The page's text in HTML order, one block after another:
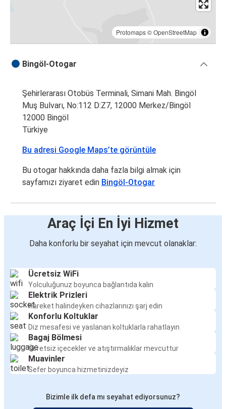
Balıkesir
Bingöl
Bingöl
Aşkale
Bingöl
Erzurum
Bitlis
Bingöl
Bingöl
Görele
Bingöl
Muş
Bingöl
Bingöl
Bursa
Aşkale
Bingöl
Protomaps©OpenStreetMap
Bingöl-Otogar
Şehirlerarası Otobüs Terminali, Simani Mah. Bingöl
Muş Bulvarı, No:112 D:Z7, 12000 Merkez/Bingöl
12000 Bingöl
Türkiye
Bu adresi Google Maps’te görüntüle
Bu otogar hakkında daha fazla bilgi almak için
sayfamızı ziyaret edin Bingöl-Otogar
Araç İçi En İyi Hizmet
Daha konforlu bir seyahat için mevcut olanaklar:
Ücretsiz WiFi
Yolculuğunuz boyunca bağlantıda kalın
Elektrik Prizleri
Hareket halindeyken cihazlarınızı şarj edin
Konforlu Koltuklar
Diz mesafesi ve yaslanan koltuklarla rahatlayın
Bagaj Bölmesi
Ücretsiz içecekler ve atıştırmalıklar mevcuttur
Muavinler
Sefer boyunca hizmetinizdeyiz
Bizimle ilk defa mı seyahat ediyorsunuz?